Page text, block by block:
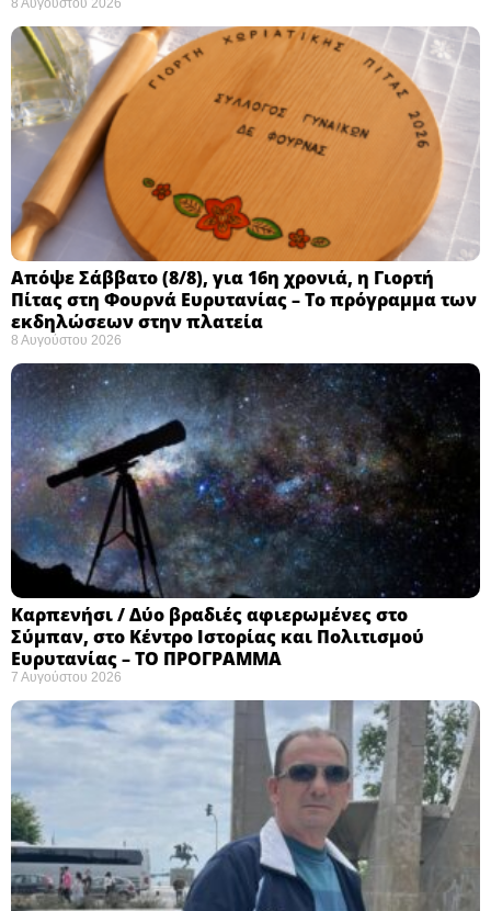
Απόψε Σάββατο (8/8), για 16η χρονιά, η Γιορτή
Πίτας στη Φουρνά Ευρυτανίας – Το πρόγραμμα των
εκδηλώσεων στην πλατεία
8 Αυγούστου 2026
Καρπενήσι / Δύο βραδιές αφιερωμένες στο
Σύμπαν, στο Κέντρο Ιστορίας και Πολιτισμού
Ευρυτανίας – ΤΟ ΠΡΟΓΡΑΜΜΑ
7 Αυγούστου 2026